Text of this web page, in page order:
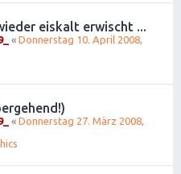
eiskalt erwischt ...
« Donnerstag 10. April 2008,
« Donnerstag 27. März 2008,